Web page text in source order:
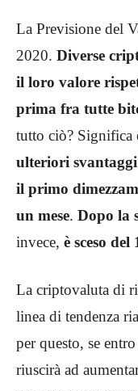
La Previsione del
2020. Diverse
il loro valore
prima fra tutte
tutto ciò? Significa
ulteriori
il primo
un mese. Dopo la
invece, è sceso
La criptovaluta di
linea di tendenza
per questo, se
riuscirà ad